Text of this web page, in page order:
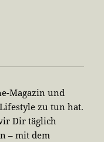
Magazin und
zu tun hat.
Dir täglich
– mit dem